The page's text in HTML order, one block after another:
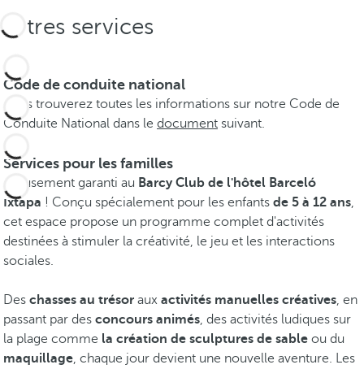
Autres services
Code de conduite national
Vous trouverez toutes les informations sur notre Code de
Conduite National dans le document suivant.
Services pour les familles
Amusement garanti au Barcy Club de l'hôtel Barceló
Ixtapa ! Conçu spécialement pour les enfants de 5 à 12 ans
cet espace propose un programme complet d'activités
destinées à stimuler la créativité, le jeu et les interactions
sociales.
Des chasses au trésor aux activités manuelles créatives , en
passant par des concours animés , des activités ludiques sur
la plage comme la création de sculptures de sable ou du
maquillage , chaque jour devient une nouvelle aventure. Les